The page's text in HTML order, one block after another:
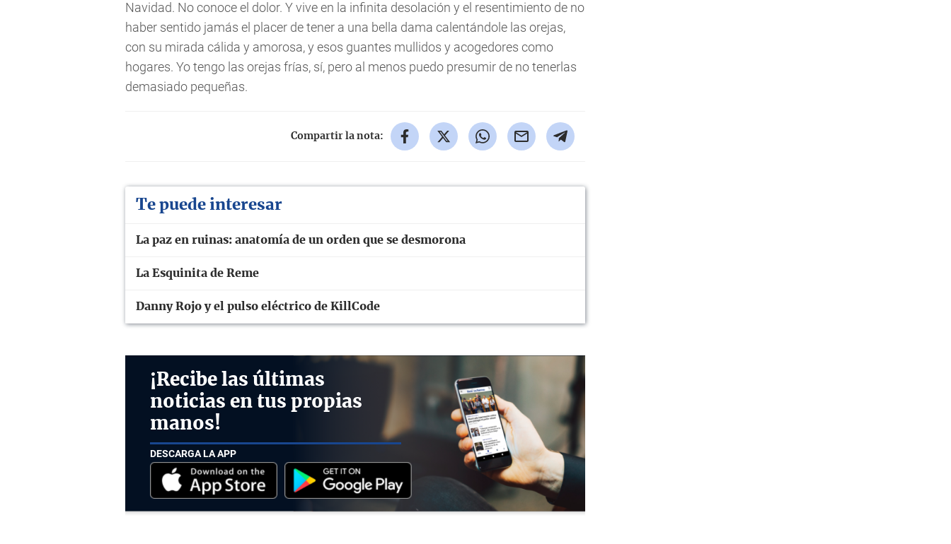
Navidad. No conoce el dolor. Y vive en la infinita desolación y el resentimiento de no
haber sentido jamás el placer de tener a una bella dama calentándole las orejas,
con su mirada cálida y amorosa, y esos guantes mullidos y acogedores como
hogares. Yo tengo las orejas frías, sí, pero al menos puedo presumir de no tenerlas
demasiado pequeñas.
Compartir la nota:
Te puede interesar
La paz en ruinas: anatomía de un orden que se desmorona
La Esquinita de Reme
Danny Rojo y el pulso eléctrico de KillCode
¡Recibe las últimas
noticias en tus propias
manos!
DESCARGA LA APP